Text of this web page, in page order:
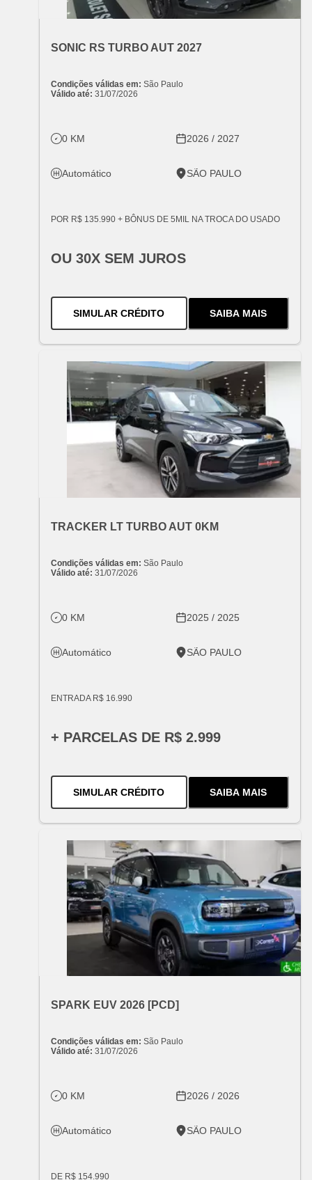
VARIANT: CHEVROLET
SONIC RS TURBO AUT 2027
Condições válidas em: São Paulo
Válido até: 31/07/2026
0 KM 2026 / 2027
Automático SÃO PAULO
POR R$ 135.990 + BÔNUS DE 5MIL NA TROCA DO USADO
OU 30X SEM JUROS
SIMULAR CRÉDITOPARA O SONIC RS TURBO
SAIBA MAIS
SOBRE
VARIANT:CHEVROLET
TRACKER LT TURBO AUT 0KM
Condições válidas em: São Paulo
Válido até: 31/07/2026
0 KM 2025 / 2025
Automático SÃO PAULO
ENTRADA R$ 16.990
+ PARCELAS DE R$ 2.999
SIMULAR CRÉDITOPARA O TRACKER LT TURBO
SAIBA MAIS
SOBRE
VARIANT: CHEVROLET
SPARK EUV 2026 [PCD]
Condições válidas em: São Paulo
Válido até: 31/07/2026
0 KM 2026 / 2026
Automático SÃO PAULO
DE R$ 154.990